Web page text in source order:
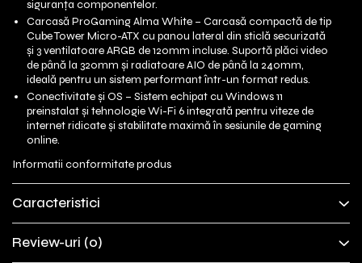
siguranța componentelor.
Carcasă ProGaming Alma White – Carcasă compactă de tip
Cube Tower Micro-ATX cu panou lateral din sticlă securizată
și 3 ventilatoare ARGB de 120mm incluse. Suportă plăci video
de până la 320mm și radiatoare AIO de până la 240mm,
ideală pentru un sistem performant într-un format redus.
Conectivitate și OS – Sistem echipat cu Windows 11
preinstalat și tehnologie Wi-Fi 6 integrată pentru viteze de
internet ridicate și stabilitate maximă în sesiunile de gaming
online.
Informatii conformitate produs
Caracteristici
Review-uri (0)